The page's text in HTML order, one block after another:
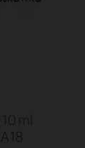
ml
18